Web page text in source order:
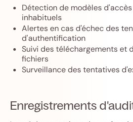
Détection de modèles
inhabituels
Alertes en cas d'échec des
d'authentification
Suivi des téléchargements et
fichiers
Surveillance des tentatives
Enregistrements